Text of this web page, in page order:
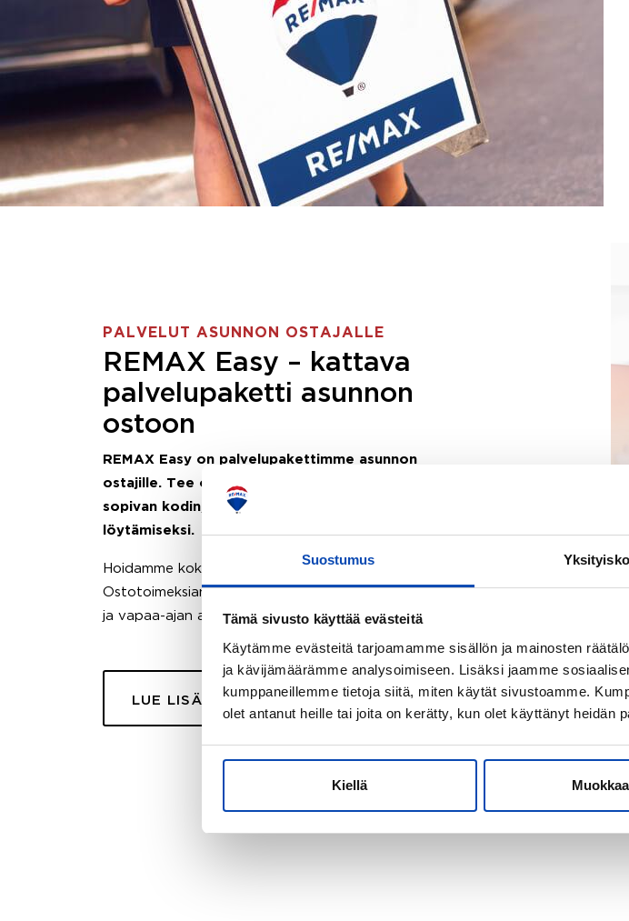
Suostumus
Tämä sivusto käyttää evästeitä
Käytämme evästeitä tarjoamamme sisällön ja mainosten
ja kävijämäärämme analysoimiseen. Lisäksi jaamme
kumppaneillemme tietoja siitä, miten käytät sivustoamme.
olet antanut heille tai joita on kerätty, kun olet käyttänyt heidän
Kiellä Muokkaa
PALVELUT ASUNNON OSTAJALLE
REMAX Easy – kattava
palvelupaketti asunnon
ostoon
REMAX Easy on palvelupakettimme asunnon
ostajille. Tee ostotoimeksianto ja etsimme juuri sinulle
sopivan kodin, eikä sinun tarvitse nähdä vaivaa sen
löytämiseksi.
Hoidamme koko ostoprosessin puolestasi.
Ostotoimeksiantopalvelumme sopii myös esimerkiksi sijoitus-
ja vapaa-ajan asuntojen ostoon.
LUE LISÄÄ